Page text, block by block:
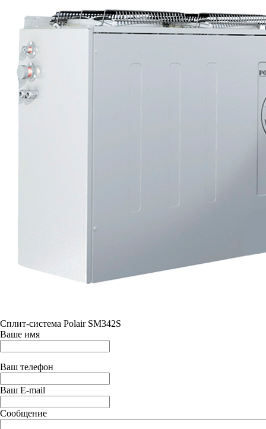
Сплит-система Polair SM342S
Ваше имя
Ваш телефон
Ваш E-mail
Сообщение